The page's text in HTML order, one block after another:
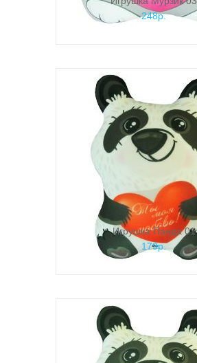
248р.
Игрушка Панда 01
179р.